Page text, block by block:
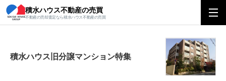
積水ハウス不動産の売買
不動産の売却査定なら積水ハウス不動産の売買
積水ハウス旧分譲マンション特集
積水ハウス旧分譲マンション特集